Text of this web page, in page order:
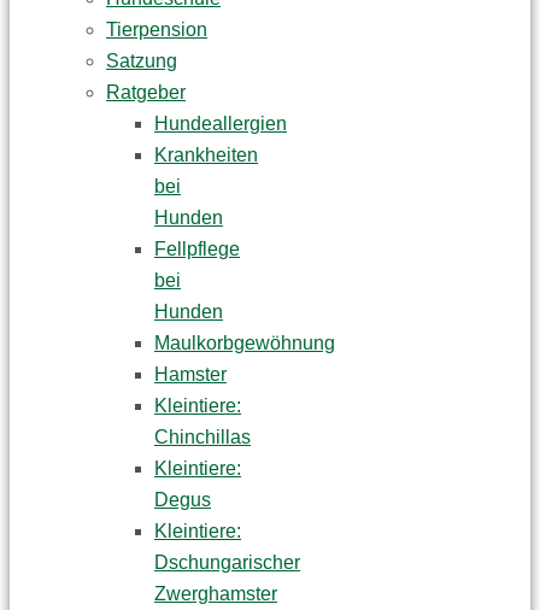
Tierpension
Satzung
Ratgeber
Hundeallergien
Krankheiten
bei
Hunden
Fellpflege
bei
Hunden
Maulkorbgewöhnung
Hamster
Kleintiere:
Chinchillas
Kleintiere:
Degus
Kleintiere:
Dschungarischer
Zwerghamster